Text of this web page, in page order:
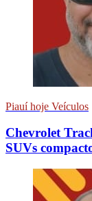
Piauí hoje Veículos
Chevrolet
SUVs